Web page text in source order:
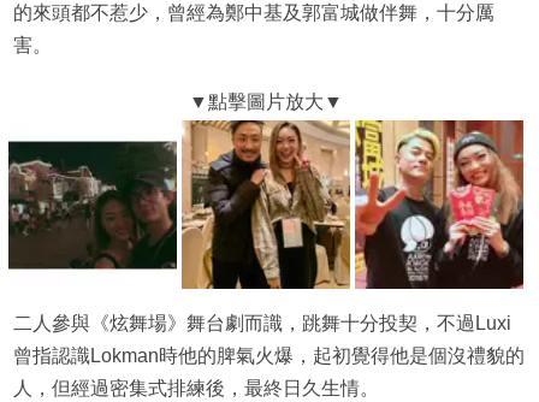
的來頭都不惹少，曾經為鄭中基及郭富城做伴舞，十分厲
害。
二人參與《炫舞場》舞台劇而識，跳舞十分投契，不過Luxi
曾指認識Lokman時他的脾氣火爆，起初覺得他是個沒禮貌的
人，但經過密集式排練後，最終日久生情。